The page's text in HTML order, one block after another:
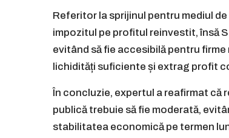
Referitor la sprijinul pentru mediul
impozitul pe profitul reinvestit, însă
evitând să fie accesibilă pentru
lichidități suficiente și extrag profit
În concluzie, expertul a reafirmat că
publică trebuie să fie moderată,
stabilitatea economică pe termen